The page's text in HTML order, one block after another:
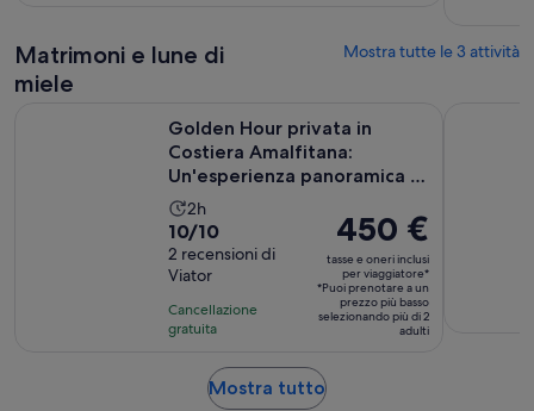
base
recensioni
adulto
Matrimoni e lune di
miele
Mostra tutte le 3 attività
Golden Hour privata in
Costiera Amalfitana:
Un'esperienza panoramica in
bar...L’attività
dura
2
ore
2h
Valutazione
di
10.0
su
10,
base
10/10
2 recensioni di
Viator
Cancellazione
gratuita
Il
prezzo
è
450 €
per
450 €
tasse e oneri inclusi
per viaggiatore*
*Puoi prenotare a un
prezzo più basso
selezionando più di 2
adulti
Mostra tuttoApertura